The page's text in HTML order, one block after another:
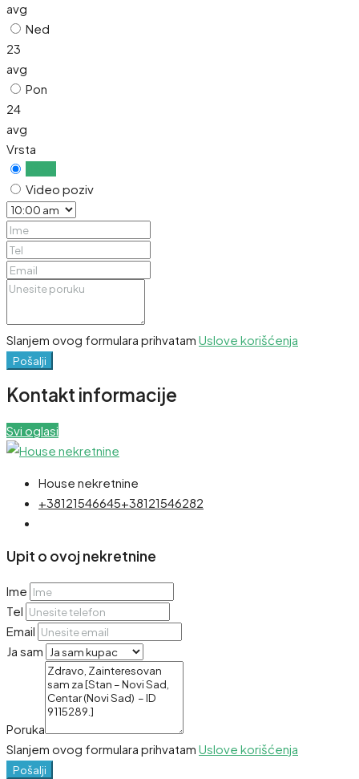
avg
Ned
23
avg
Pon
24
avg
Vrsta
Video poziv
Slanjem ovog formulara prihvatam Uslove korišćenja
Pošalji
Kontakt informacije
Svi oglasi
House nekretnine
+38121546645+38121546282
Upit o ovoj nekretnine
Ime
Tel
Email
Ja sam
Poruka
Slanjem ovog formulara prihvatam Uslove korišćenja
Pošalji